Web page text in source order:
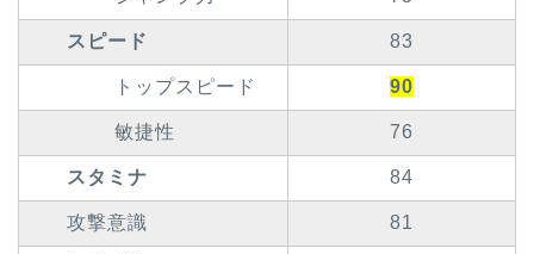
スピード 83
トップスピード 90
敏捷性 76
スタミナ 84
攻撃意識 81